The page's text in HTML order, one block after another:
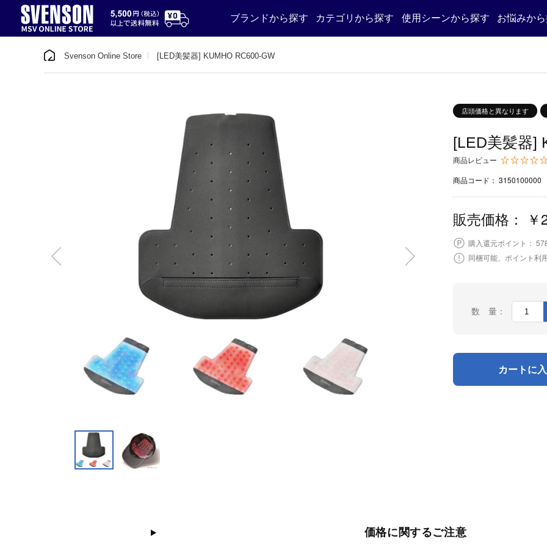
ブランドから探す カテゴリから探す 使用シーンから探す お悩みか
Svenson Online Store [LED美髪器] KUMHO RC600-GW
店頭価格と異なります
[LED美髪器]
商品レビュー
商品コード： 3150100000
販売価格：
購入還元ポイント：
同梱可能、ポイント利
数 量：
カートに
価格に関するご注意